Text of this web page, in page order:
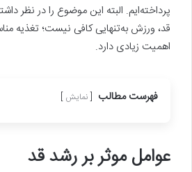
پرداخته‌ایم. البته این موضوع را در نظر
قد، ورزش به‌تنهایی کافی نیست؛ تغذیه
اهمیت زیادی دارد.
فهرست مطالب نمایش
عوامل موثر بر رشد قد